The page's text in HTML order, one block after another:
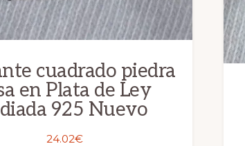
cuadrado piedra
en Plata de Ley
925 Nuevo
24.02€